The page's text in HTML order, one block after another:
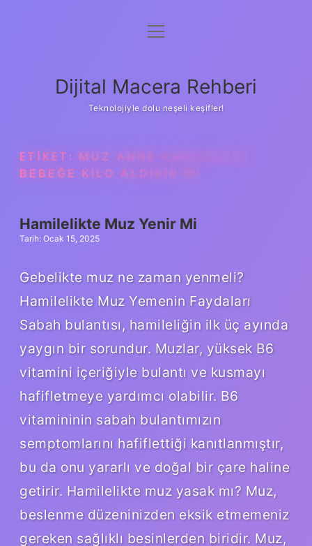
Anasayfa
Yasal Uyarı
menüyü
Dijital Macera Rehberi
Teknolojiyle dolu neşeli keşifler!
ETIKET: MUZ ANNE KARNINDAKI
BEBEĞE KILO ALDIRIR MI
Hamilelikte Muz Yenir Mi
Tarih: Ocak 15, 2025
Gebelikte muz ne zaman yenmeli?
Hamilelikte Muz Yemenin Faydaları
Sabah bulantısı, hamileliğin ilk üç ayında
yaygın bir sorundur. Muzlar, yüksek B6
vitamini içeriğiyle bulantı ve kusmayı
hafifletmeye yardımcı olabilir. B6
vitamininin sabah bulantımızın
semptomlarını hafiflettiği kanıtlanmıştır,
bu da onu yararlı ve doğal bir çare haline
getirir. Hamilelikte muz yasak mı? Muz,
beslenme düzeninizden eksik etmemeniz
gereken sağlıklı besinlerden biridir. Muz,